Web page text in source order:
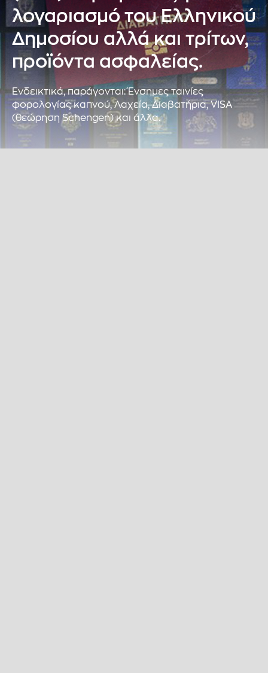
λογαριασμό του Ελληνικού
Δημοσίου αλλά και τρίτων,
προϊόντα ασφαλείας.
Ενδεικτικά, παράγονται: Ένσημες ταινίες
φoρολογίας καπνού, Λαχεία, Διαβατήρια, VISA
(θεώρηση Schengen) και άλλα.